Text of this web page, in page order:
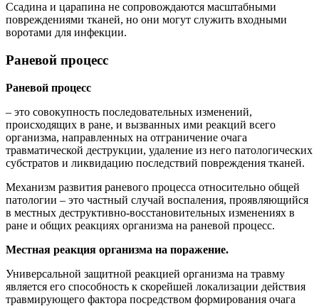
Ссадина и царапина не сопровождаются масштабными
повреждениями тканей, но они могут служить входными
воротами для инфекции.
Раневой процесс
Раневой процесс
– это совокупность последовательных изменений,
происходящих в ране, и вызванных ими реакций всего
организма, направленных на отграничение очага
травматической деструкции, удаление из него патологических
субстратов и ликвидацию последствий повреждения тканей.
Механизм развития раневого процесса относительно общей
патологии – это частный случай воспаления, проявляющийся
в местных деструктивно-восстановительных изменениях в
ране и общих реакциях организма на раневой процесс.
Местная реакция организма на поражение.
Универсальной защитной реакцией организма на травму
является его способность к скорейшей локализации действия
травмирующего фактора посредством формирования очага